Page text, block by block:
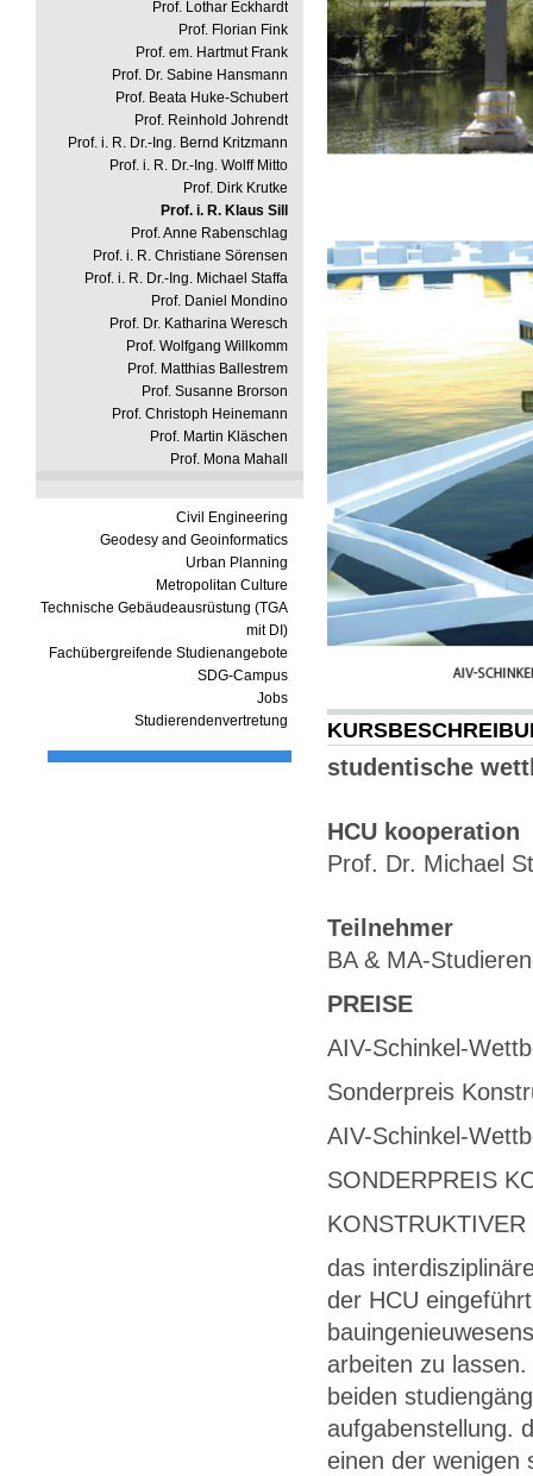
Prof. Lothar Eckhardt
Prof. Florian Fink
Prof. em. Hartmut Frank
Prof. Dr. Sabine Hansmann
Prof. Beata Huke-Schubert
Prof. Reinhold Johrendt
Prof. i. R. Dr.-Ing. Bernd Kritzmann
Prof. i. R. Dr.-Ing. Wolff Mitto
Prof. Dirk Krutke
Prof. i. R. Klaus Sill
Prof. Anne Rabenschlag
Prof. i. R. Christiane Sörensen
Prof. i. R. Dr.-Ing. Michael Staffa
Prof. Daniel Mondino
Prof. Dr. Katharina Weresch
Prof. Wolfgang Willkomm
Prof. Matthias Ballestrem
Prof. Susanne Brorson
Prof. Christoph Heinemann
Prof. Martin Kläschen
Prof. Mona Mahall
Civil Engineering
Geodesy and Geoinformatics
Urban Planning
Metropolitan Culture
Technische Gebäudeausrüstung (TGA
mit DI)
Fachübergreifende Studienangebote
SDG-Campus
Jobs
Studierendenvertretung
studentische
HCU kooperation
Prof. Dr. Michael
Teilnehmer
BA & MA-
PREISE
AIV-Schinkel-
Sonderpreis
AIV-Schinkel-
SONDERPREIS
das
der HCU
arbeiten zu
beiden
aufgabenstellung.
einen der wenigen